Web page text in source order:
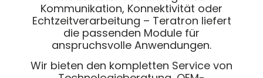
Kommunikation, Konnektivität oder
Echtzeitverarbeitung – Teratron liefert
die passenden Module für
anspruchsvolle Anwendungen.
Wir bieten den kompletten Service von